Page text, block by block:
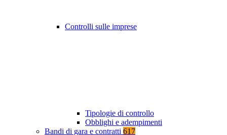
Controlli sulle imprese
Tipologie di controllo
Obblighi e adempimenti
Bandi di gara e contratti 617